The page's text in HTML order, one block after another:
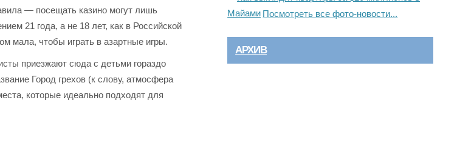
— посещать казино могут лишь
21 года, а не 18 лет, как в Российской
мала, чтобы играть в азартные игры.
приезжают сюда с детьми гораздо
Город грехов (к слову, атмосфера
которые идеально подходят для
Посмотреть все фото-новости...
АРХИВ